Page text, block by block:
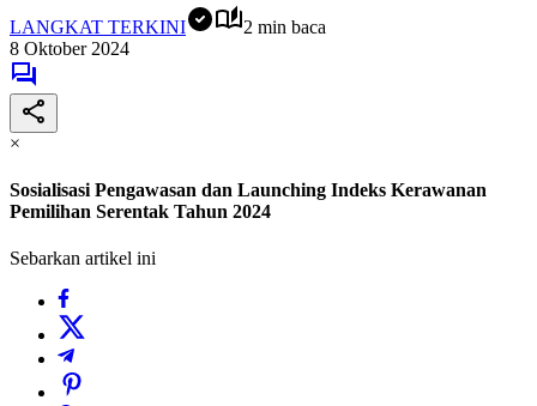
LANGKAT TERKINI
2 min baca
8 Oktober 2024
×
Sosialisasi Pengawasan dan Launching Indeks Kerawanan
Pemilihan Serentak Tahun 2024
Sebarkan artikel ini